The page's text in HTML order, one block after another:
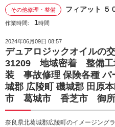
その他修理・整備 フィアット ５
作業時間: 1時間
2024年06月09日 08:57
デュアロジックオイルの
31209 地域密着 整備
装 事故修理 保険各種
城郡 広陵町 磯城郡 田
市 葛城市 香芝市 御
奈良県北葛城郡広陵町のイメージングラ